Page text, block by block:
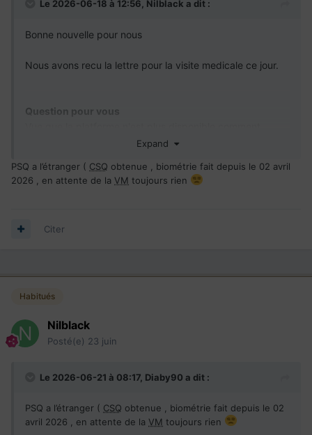
Le 2026-06-18 à 12:56, Nilblack a dit :
Bonne nouvelle pour nous
Nous avons recu la lettre pour la visite medicale ce jour.
Question pour vous
savoir s il ya une mise a jour dans notre dossier
Début procédure 22 septembre 2023
Biométrie OK
Terminé depuis le
CSQexpire en 8 Mai 2026 et rien
Expand
PSQ a l’étranger ( CSQ obtenue , biométrie fait depuis le 02 avril
2026 , en attente de la VM toujours rien
Citer
Habitués
Nilblack
Posté(e) 23 juin
Le 2026-06-21 à 08:17, Diaby90 a dit :
PSQ a l’étranger ( CSQ obtenue , biométrie fait depuis le 02
avril 2026 , en attente de la VM toujours rien